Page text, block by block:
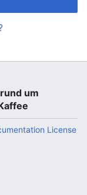
um
License